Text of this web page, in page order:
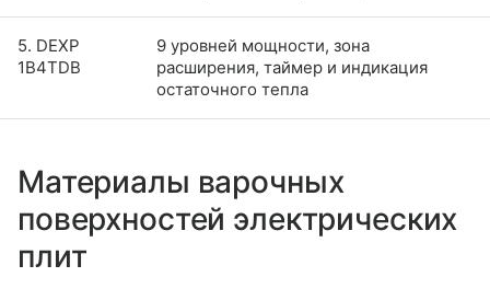
5. DEXP
1B4TDB
9 уровней мощности, зона
расширения, таймер и индикация
остаточного тепла
Материалы варочных
поверхностей электрических
плит